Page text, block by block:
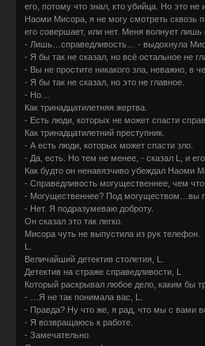
его, потому что знал, кто убийца. Но это
Наоми Мисора, я не могу смотреть сквозь
его совершает, или нет. Меня волнует лишь
- Лишь…справедливость… - выдохнула
- Я бы так не сказал, но всё остальное не
- Вы не простите никакого зла, неважно, в
- Я бы так не сказал, но это не главное.
- Но…
Как тринадцатилетняя жертва.
- Есть люди, которых не может спасти
Как тринадцатилетний преступник.
- А есть люди, которых может спасти зло.
- Да, есть. Но тем не менее, - сказал L, и
Как будто он ненавязчиво убеждал Наоми
- Справедливость могущественнее, чем
- Могущественнее? Под могуществом…вы
- Нет. Я подразумеваю доброту.
Он сказал это так легко.
Мисора чуть не выпустила из рук телефон.
L.
Величайший детектив столетия, L.
Детектив на страже справедливости, L
Который раскрывал любое дело, каким бы
- …Я не так понимала вас, L.
- Правда? Ну что же, я рад, что мы с вами
- Я возвращаюсь к работе.
- Замечательно.